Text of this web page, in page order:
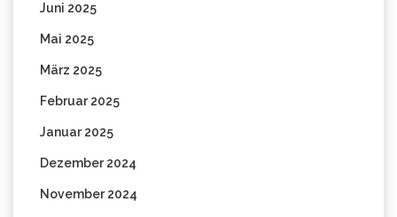
Juni 2025
Mai 2025
März 2025
Februar 2025
Januar 2025
Dezember 2024
November 2024